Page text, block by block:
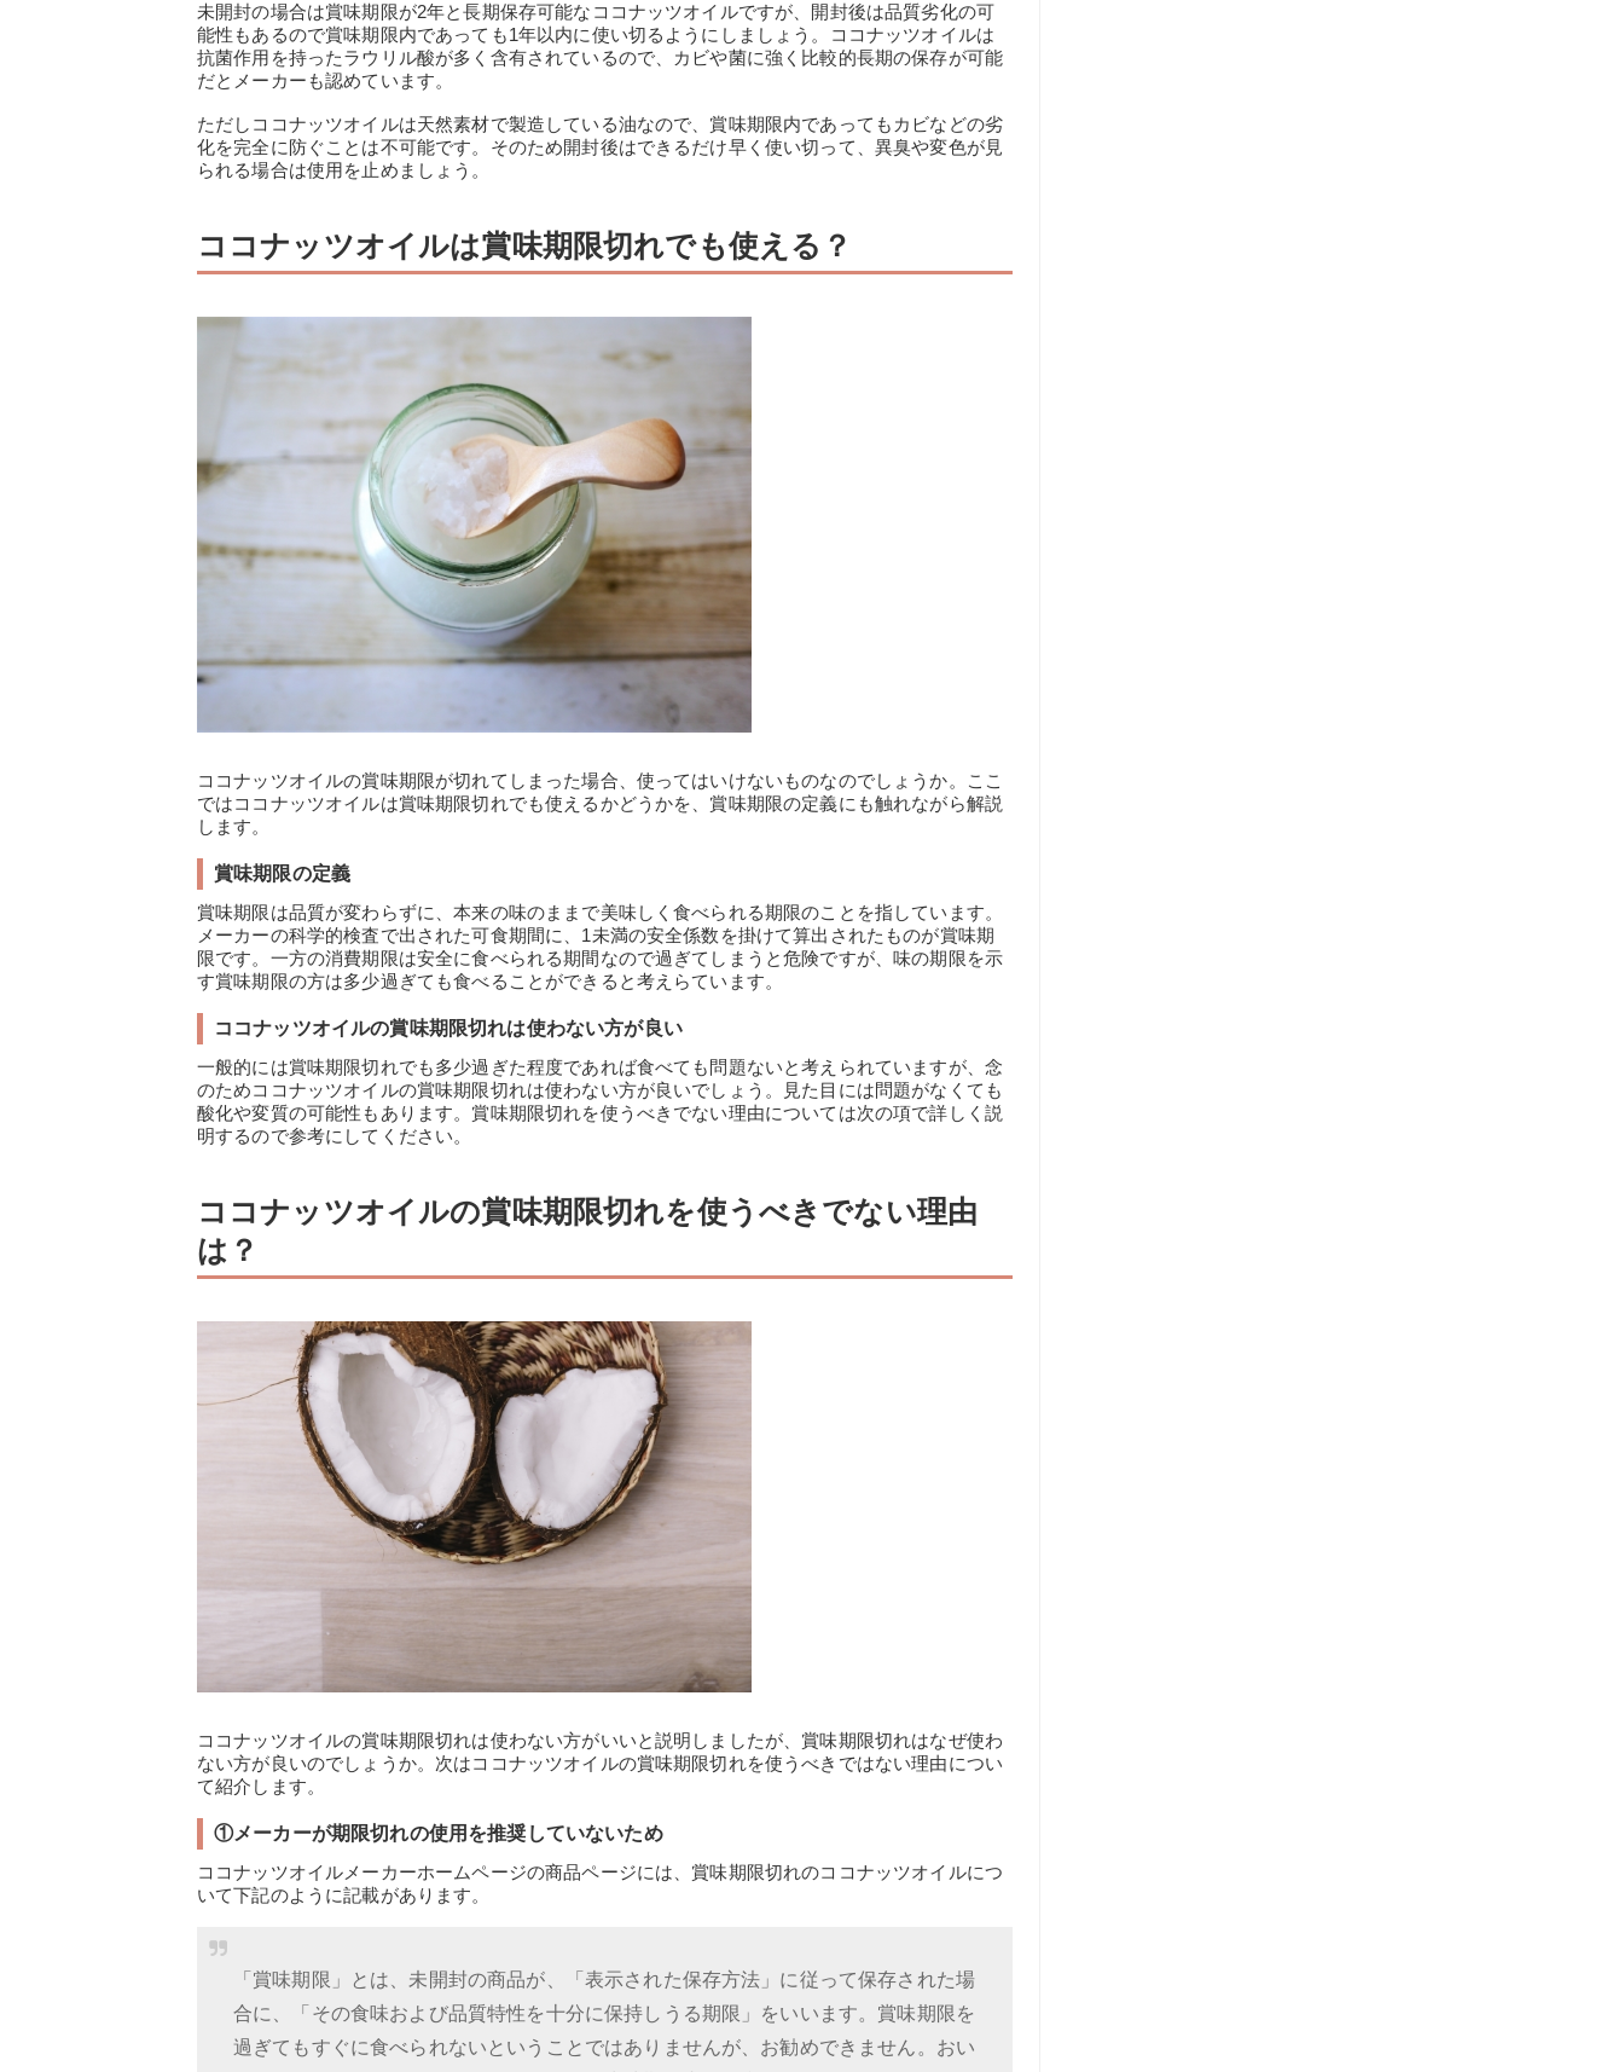
未開封の場合は賞味期限が2年と長期保存可能なココナッツオイルですが、開封後は品質劣化の可
能性もあるので賞味期限内であっても1年以内に使い切るようにしましょう。ココナッツオイルは
抗菌作用を持ったラウリル酸が多く含有されているので、カビや菌に強く比較的長期の保存が可能
だとメーカーも認めています。
ただしココナッツオイルは天然素材で製造している油なので、賞味期限内であってもカビなどの劣
化を完全に防ぐことは不可能です。そのため開封後はできるだけ早く使い切って、異臭や変色が見
られる場合は使用を止めましょう。
ココナッツオイルは賞味期限切れでも使える？
ココナッツオイルの賞味期限が切れてしまった場合、使ってはいけないものなのでしょうか。ここ
ではココナッツオイルは賞味期限切れでも使えるかどうかを、賞味期限の定義にも触れながら解説
します。
賞味期限の定義
賞味期限は品質が変わらずに、本来の味のままで美味しく食べられる期限のことを指しています。
メーカーの科学的検査で出された可食期間に、1未満の安全係数を掛けて算出されたものが賞味期
限です。一方の消費期限は安全に食べられる期間なので過ぎてしまうと危険ですが、味の期限を示
す賞味期限の方は多少過ぎても食べることができると考えらています。
ココナッツオイルの賞味期限切れは使わない方が良い
一般的には賞味期限切れでも多少過ぎた程度であれば食べても問題ないと考えられていますが、念
のためココナッツオイルの賞味期限切れは使わない方が良いでしょう。見た目には問題がなくても
酸化や変質の可能性もあります。賞味期限切れを使うべきでない理由については次の項で詳しく説
明するので参考にしてください。
ココナッツオイルの賞味期限切れを使うべきでない理由
は？
ココナッツオイルの賞味期限切れは使わない方がいいと説明しましたが、賞味期限切れはなぜ使わ
ない方が良いのでしょうか。次はココナッツオイルの賞味期限切れを使うべきではない理由につい
て紹介します。
①メーカーが期限切れの使用を推奨していないため
ココナッツオイルメーカーホームページの商品ページには、賞味期限切れのココナッツオイルにつ
いて下記のように記載があります。
「賞味期限」とは、未開封の商品が、「表示された保存方法」に従って保存された場
合に、「その食味および品質特性を十分に保持しうる期限」をいいます。賞味期限を
過ぎてもすぐに食べられないということではありませんが、お勧めできません。おい